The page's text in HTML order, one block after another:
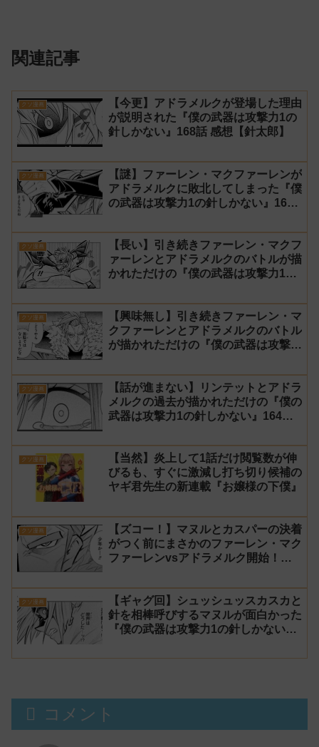
関連記事
クソ漫画
【今更】アドラメルクが登場した理由
が説明された『僕の武器は攻撃力1の
針しかない』168話 感想【針太郎】
クソ漫画
【謎】ファーレン・マクファーレンが
アドラメルクに敗北してしまった『僕
の武器は攻撃力1の針しかない』167
クソ漫画
【長い】引き続きファーレン・マクフ
ァーレンとアドラメルクのバトルが描
かれただけの『僕の武器は攻撃力1の
クソ漫画
【興味無し】引き続きファーレン・マ
クファーレンとアドラメルクのバトル
が描かれただけの『僕の武器は攻撃力
郎】
クソ漫画
【話が進まない】リンテットとアドラ
メルクの過去が描かれただけの『僕の
武器は攻撃力1の針しかない』164話
クソ漫画
【当然】炎上して1話だけ閲覧数が伸
びるも、すぐに激減し打ち切り候補の
ヤギ君先生の新連載『お嬢様の下僕』
クソ漫画
【ズコー！】マヌルとカスパーの決着
がつく前にまさかのファーレン・マク
ファーレンvsアドラメルク開始！？
163話 感想【針太郎】
クソ漫画
【ギャグ回】シュッシュッスカスカと
針を相棒呼びするマヌルが面白かった
『僕の武器は攻撃力1の針しかない』
コメント